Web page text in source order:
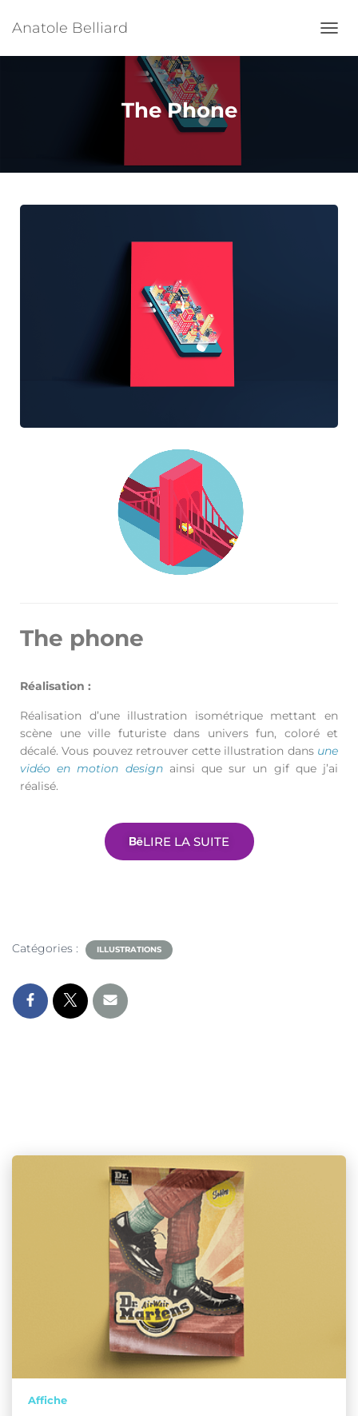
Anatole Belliard
The Phone
The phone
Réalisation :
Réalisation d’une illustration isométrique mettant en
scène une ville futuriste dans univers fun, coloré et
décalé. Vous pouvez retrouver cette illustration dans une
vidéo en motion design ainsi que sur un gif que j’ai
réalisé.
LIRE LA SUITE
Catégories : ILLUSTRATIONS
Affiche